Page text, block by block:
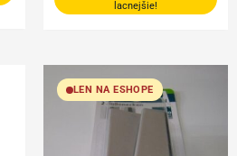
lacnejšie!
LEN NA ESHOPE